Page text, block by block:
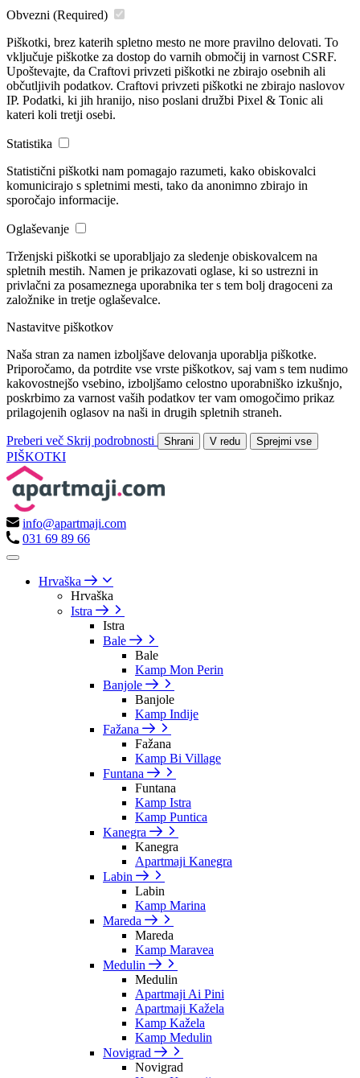
Obvezni (Required)
Piškotki, brez katerih spletno mesto ne more pravilno delovati. To
vključuje piškotke za dostop do varnih območij in varnost CSRF.
Upoštevajte, da Craftovi privzeti piškotki ne zbirajo osebnih ali
občutljivih podatkov. Craftovi privzeti piškotki ne zbirajo naslovov
IP. Podatki, ki jih hranijo, niso poslani družbi Pixel & Tonic ali
kateri koli tretji osebi.
Statistika
Statistični piškotki nam pomagajo razumeti, kako obiskovalci
komunicirajo s spletnimi mesti, tako da anonimno zbirajo in
sporočajo informacije.
Oglaševanje
Trženjski piškotki se uporabljajo za sledenje obiskovalcem na
spletnih mestih. Namen je prikazovati oglase, ki so ustrezni in
privlačni za posameznega uporabnika ter s tem bolj dragoceni za
založnike in tretje oglaševalce.
Nastavitve piškotkov
Naša stran za namen izboljšave delovanja uporablja piškotke.
Priporočamo, da potrdite vse vrste piškotkov, saj vam s tem nudimo
kakovostnejšo vsebino, izboljšamo celostno uporabniško izkušnjo,
poskrbimo za varnost vaših podatkov ter vam omogočimo prikaz
prilagojenih oglasov na naši in drugih spletnih straneh.
Preberi več Skrij podrobnosti Shrani V redu Sprejmi vse
PIŠKOTKI
info@apartmaji.com
031 69 89 66
Hrvaška
Hrvaška
Istra
Istra
Bale
Bale
Kamp Mon Perin
Banjole
Banjole
Kamp Indije
Fažana
Fažana
Kamp Bi Village
Funtana
Funtana
Kamp Istra
Kamp Puntica
Kanegra
Kanegra
Apartmaji Kanegra
Labin
Labin
Kamp Marina
Mareda
Mareda
Kamp Maravea
Medulin
Medulin
Apartmaji Ai Pini
Apartmaji Kažela
Kamp Kažela
Kamp Medulin
Novigrad
Novigrad